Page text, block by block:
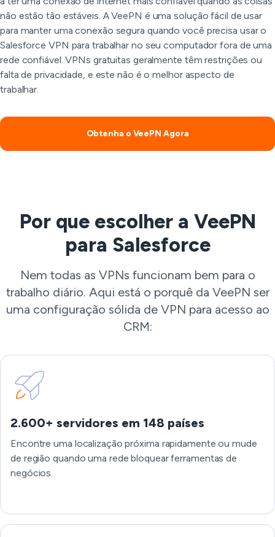
não estão tão estáveis. A VeePN é uma solução fácil de usar
para manter uma conexão segura quando você precisa usar o
Salesforce VPN para trabalhar no seu computador fora de uma
rede confiável. VPNs gratuitas geralmente têm restrições ou
falta de privacidade, e este não é o melhor aspecto de
trabalhar.
Obtenha o VeePN Agora
Por que escolher a VeePN
para Salesforce
Nem todas as VPNs funcionam bem para o
trabalho diário. Aqui está o porquê da VeePN ser
uma configuração sólida de VPN para acesso ao
CRM:
2.600+ servidores em 148 países
Encontre uma localização próxima rapidamente ou mude
de região quando uma rede bloquear ferramentas de
negócios.